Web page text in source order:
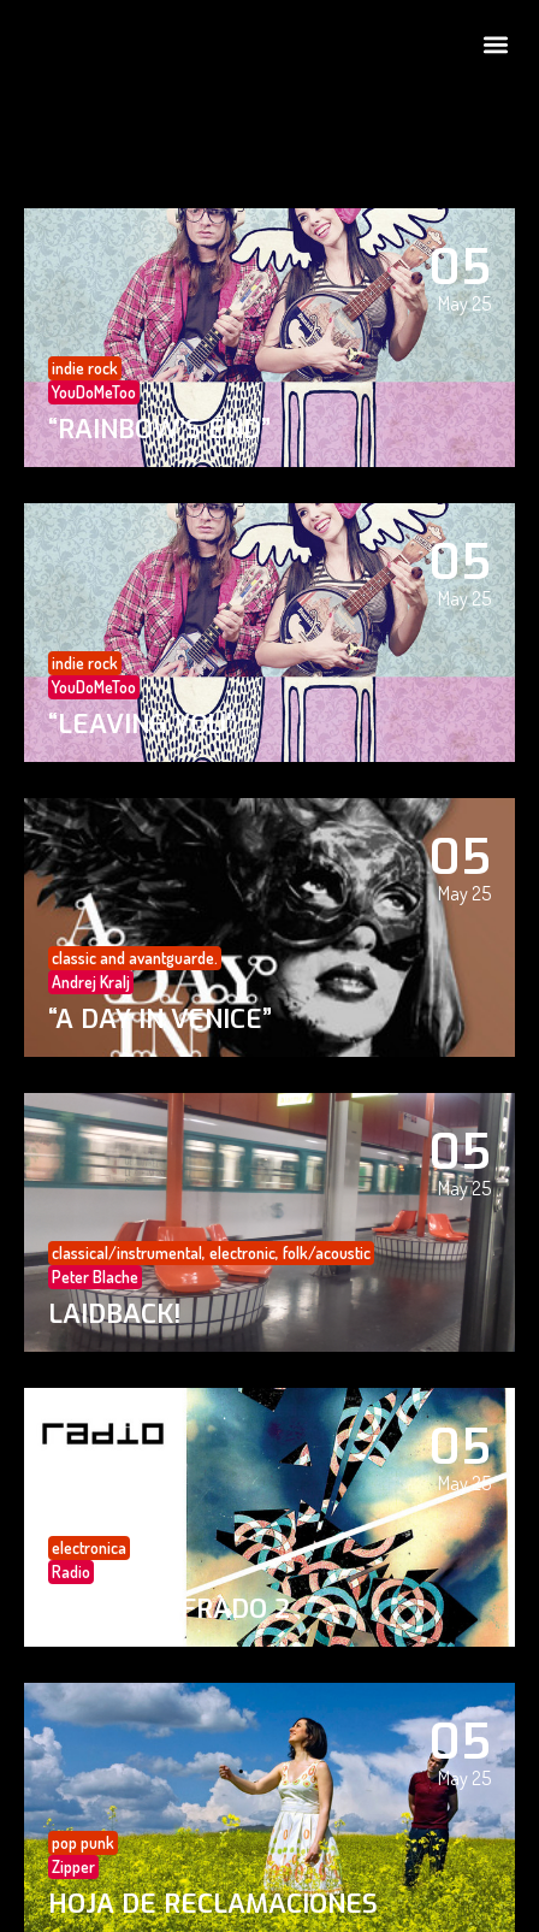
05
May 25
indie rock
YouDoMeToo
“RAINBOW’S END”
05
May 25
indie rock
YouDoMeToo
“LEAVING YOU”
05
May 25
classic and avantguarde.
Andrej Kralj
“A DAY IN VENICE”
05
May 25
classical/instrumental, electronic, folk/acoustic
Peter Blache
LAIDBACK!
05
May 25
electronica
Radio
PAISAJE CIFRADO 2
05
May 25
pop punk
Zipper
HOJA DE RECLAMACIONES